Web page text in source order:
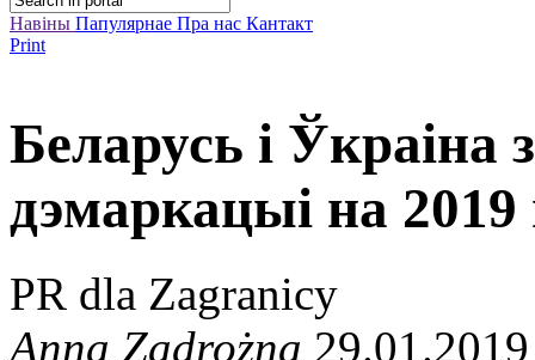
Навіны Папулярнае Пра нас Кантакт
Print
Беларусь і Ўкраіна
дэмаркацыі на 2019
PR dla Zagranicy
Anna Zadrożna